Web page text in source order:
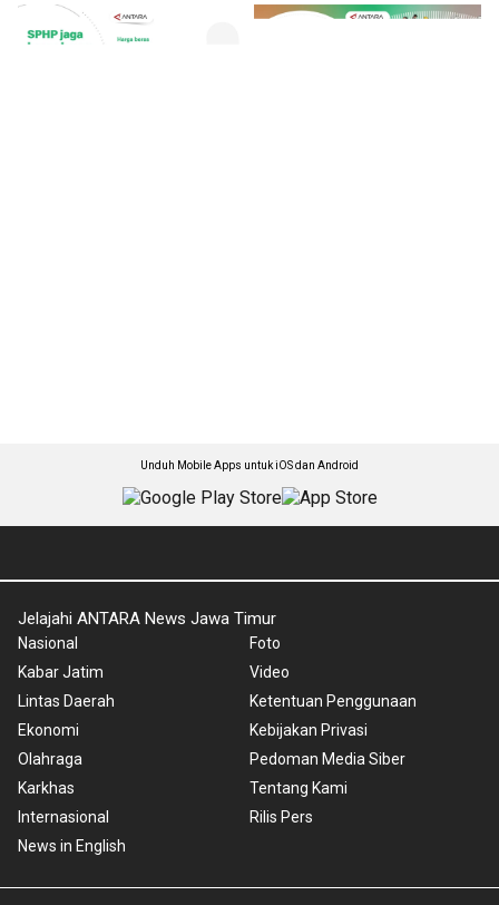
Unduh Mobile Apps untuk iOS dan Android
Jelajahi ANTARA News Jawa Timur
Nasional
Kabar Jatim
Lintas Daerah
Ekonomi
Olahraga
Karkhas
Internasional
News in English
Foto
Video
Ketentuan Penggunaan
Kebijakan Privasi
Pedoman Media Siber
Tentang Kami
Rilis Pers